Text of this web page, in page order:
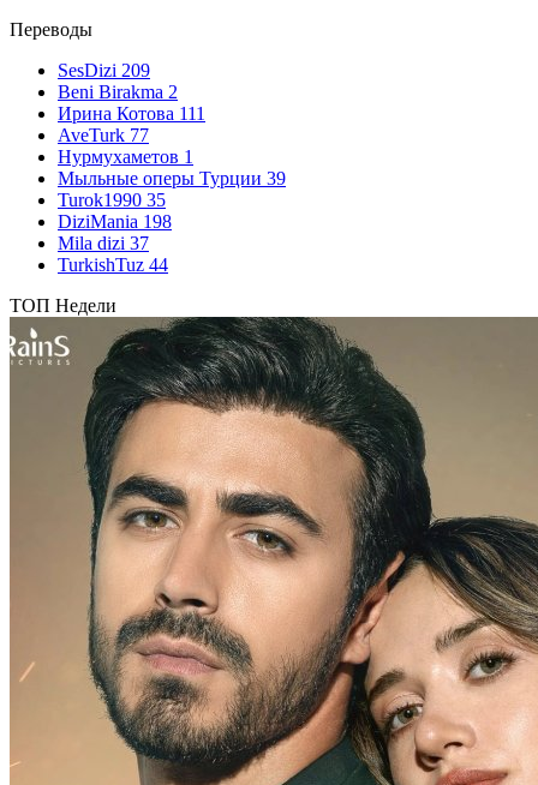
Переводы
SesDizi 209
Beni Birakma 2
Ирина Котова 111
AveTurk 77
Нурмухаметов 1
Мыльные оперы Турции 39
Turok1990 35
DiziMania 198
Mila dizi 37
TurkishTuz 44
ТОП Недели